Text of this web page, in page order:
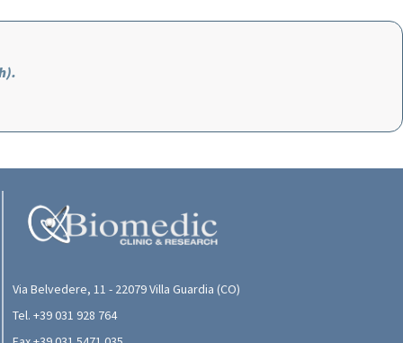
Via Belvedere, 11 - 22079 Villa Guardia (CO)
Tel. +39 031 928 764